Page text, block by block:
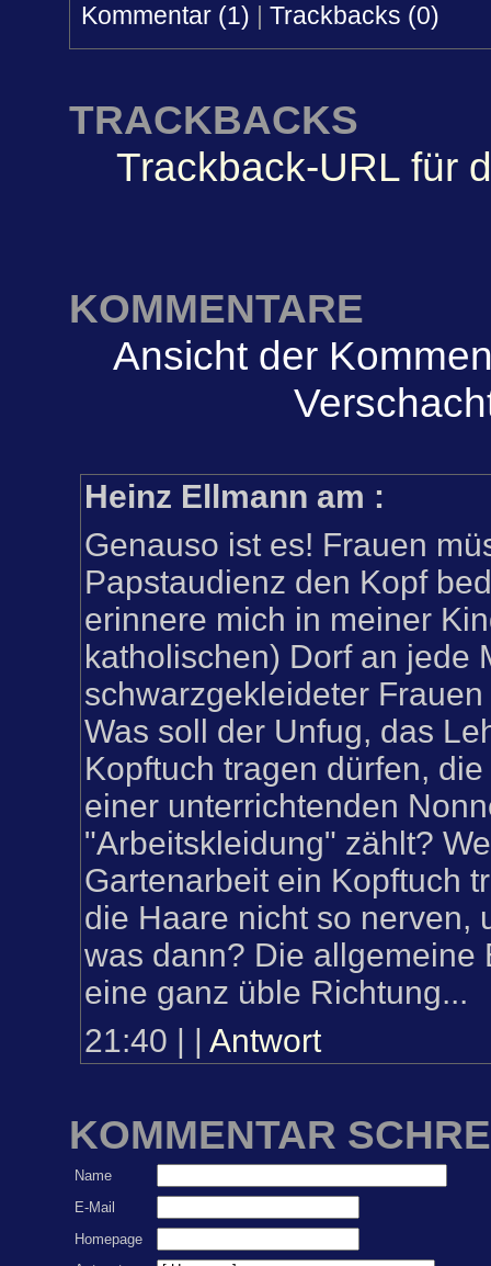
Kommentar (1)
Trackbacks (0)
TRACKBACKS
Trackback-URL für
KOMMENTARE
Ansicht der
Heinz Ellmann am :
Genauso ist es! Frauen
Papstaudienz den Kopf
erinnere mich in meiner
katholischen) Dorf an jede
schwarzgekleideter
Was soll der Unfug, das
Kopftuch tragen dürfen,
einer unterrichtenden
"Arbeitskleidung" zählt?
Gartenarbeit ein Kopftuch
die Haare nicht so nerven,
was dann? Die allgemeine
eine ganz üble Richtung...
21:40
Antwort
KOMMENTAR
Name
E-Mail
Homepage